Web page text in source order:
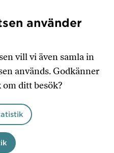
använder
vill vi även samla in
används. Godkänner
ditt besök?